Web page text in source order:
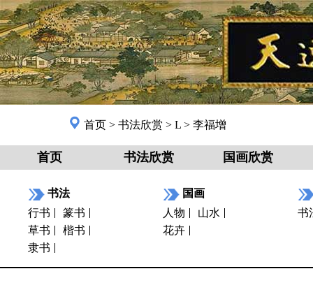
首页 > 书法欣赏 > L > 李福增
首页 书法欣赏 国画欣赏
书法
行书
篆书
草书
楷书
隶书
国画
人物
山水
花卉
书